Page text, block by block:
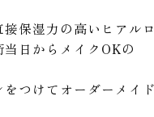
保湿力の高いヒアル
日からメイクOKの
つけてオーダーメイ